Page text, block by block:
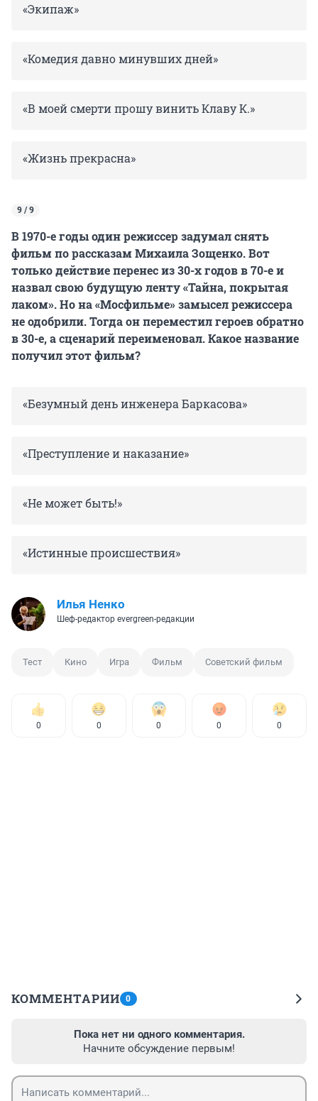
«Экипаж»
«Комедия давно минувших дней»
«В моей смерти прошу винить Клаву К.»
«Жизнь прекрасна»
9 / 9
В 1970-е годы один режиссер задумал снять
фильм по рассказам Михаила Зощенко. Вот
только действие перенес из 30-х годов в 70-е и
назвал свою будущую ленту «Тайна, покрытая
лаком». Но на «Мосфильме» замысел режиссера
не одобрили. Тогда он переместил героев обратно
в 30-е, а сценарий переименовал. Какое название
получил этот фильм?
«Безумный день инженера Баркасова»
«Преступление и наказание»
«Не может быть!»
«Истинные происшествия»
Илья Ненко
Шеф-редактор evergreen-редакции
Тест Кино Игра Фильм Советский фильм
0 0 0 0 0
КОММЕНТАРИИ 0
Пока нет ни одного комментария.
Начните обсуждение первым!